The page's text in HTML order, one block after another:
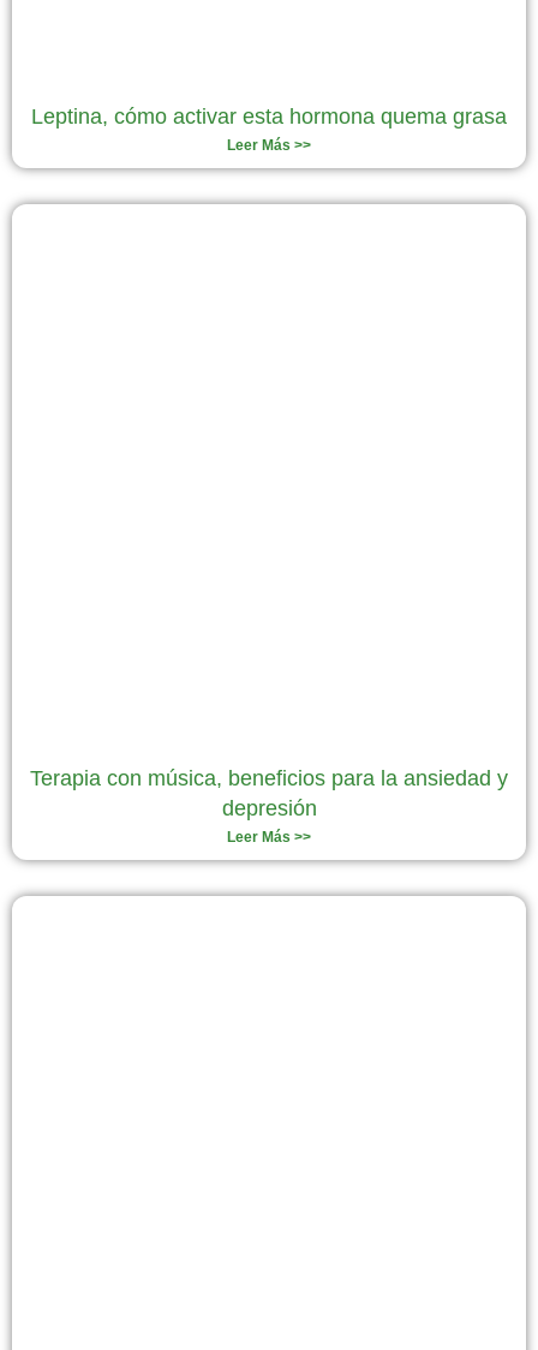
Leptina, cómo activar esta hormona quema grasa
Leer Más >>
Terapia con música, beneficios para la ansiedad y
depresión
Leer Más >>